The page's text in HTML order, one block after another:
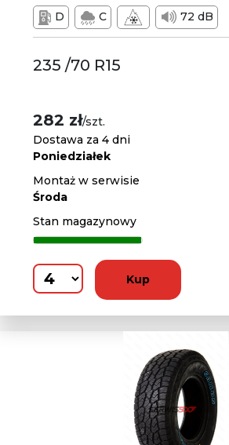
D C 72 dB
235 /70 R15
282 zł/szt.
Dostawa za 4 dni
Poniedziałek
Montaż w serwisie
Środa
Stan magazynowy
Kup